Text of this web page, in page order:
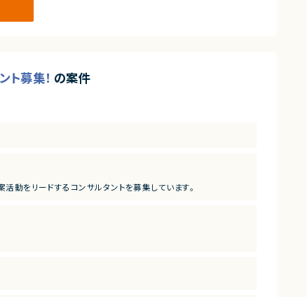
募集！ の案件
をリードするコンサルタントを募集しています。